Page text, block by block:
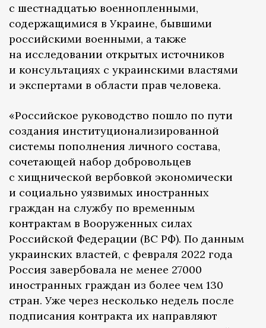
с шестнадцатью военнопленными,
содержащимися в Украине, бывшими
российскими военными, а также
на исследовании открытых источников
и консультациях с украинскими властями
и экспертами в области прав человека.
«Российское руководство пошло по пути
создания институционализированной
системы пополнения личного состава,
сочетающей набор добровольцев
с хищнической вербовкой экономически
и социально уязвимых иностранных
граждан на службу по временным
контрактам в Вооруженных силах
Российской Федерации (ВС РФ). По данным
украинских властей, с февраля 2022 года
Россия завербовала не менее 27000
иностранных граждан из более чем 130
стран. Уже через несколько недель после
подписания контракта их направляют